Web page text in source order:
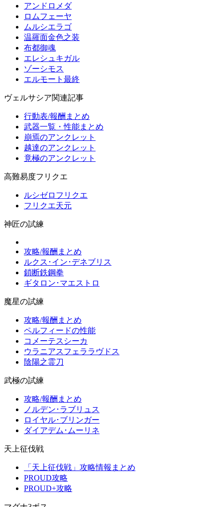
アンドロメダ
ロムフェーヤ
ムルシエラゴ
温羅面金色之装
布都御魂
エレシュキガル
ゾーシモス
エルモート最終
ヴェルサシア関連記事
行動表/報酬まとめ
武器一覧・性能まとめ
崩焉のアンクレット
越達のアンクレット
竟極のアンクレット
高難易度フリクエ
ルシゼロフリクエ
フリクエ天元
神匠の試練
攻略/報酬まとめ
ルクス･イン･デネブリス
鎖断鉄鋼拳
ギタロン･マエストロ
魔星の試練
攻略/報酬まとめ
ペルフィードの性能
コメーテスシーカ
ウラニアスフェララヴドス
陰陽之霊刀
武極の試練
攻略/報酬まとめ
ノルデン･ラブリュス
ロイヤル･ブリンガー
ダイアデム･ムーリネ
天上征伐戦
「天上征伐戦」攻略情報まとめ
PROUD攻略
PROUD+攻略